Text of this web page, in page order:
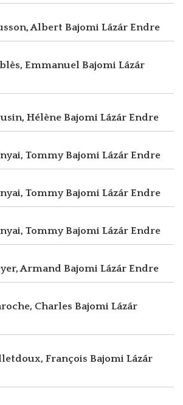
Albert Bajomi Lázár Endre
Emmanuel Bajomi Lázár
Hélène Bajomi Lázár Endre
TommyBajomi Lázár Endre
TommyBajomi Lázár Endre
TommyBajomi Lázár Endre
Armand Bajomi Lázár Endre
Charles Bajomi Lázár
François Bajomi Lázár